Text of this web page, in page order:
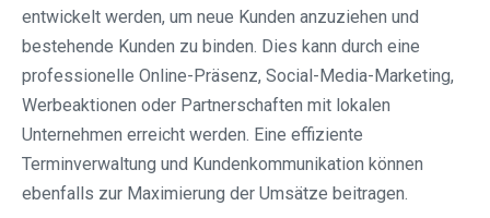
entwickelt werden, um neue Kunden anzuziehen und
bestehende Kunden zu binden. Dies kann durch eine
professionelle Online-Präsenz, Social-Media-Marketing,
Werbeaktionen oder Partnerschaften mit lokalen
Unternehmen erreicht werden. Eine effiziente
Terminverwaltung und Kundenkommunikation können
ebenfalls zur Maximierung der Umsätze beitragen.